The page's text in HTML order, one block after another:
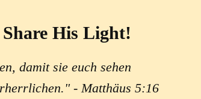
His Light!
damit sie euch sehen
- Matthäus 5:16